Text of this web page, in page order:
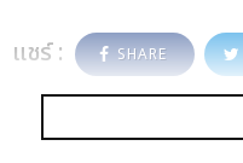
แชร์ : SHARE